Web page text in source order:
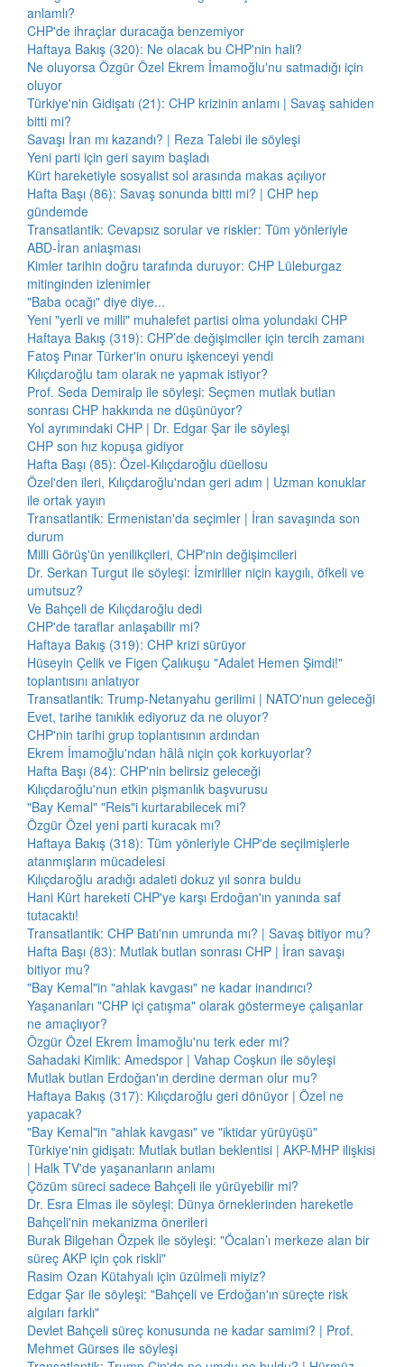
anlamlı?
CHP'de ihraçlar duracağa benzemiyor
Haftaya Bakış (320): Ne olacak bu CHP'nin hali?
Ne oluyorsa Özgür Özel Ekrem İmamoğlu'nu satmadığı için
oluyor
Türkiye'nin Gidişatı (21): CHP krizinin anlamı | Savaş sahiden
bitti mi?
Savaşı İran mı kazandı? | Reza Talebi ile söyleşi
Yeni parti için geri sayım başladı
Kürt hareketiyle sosyalist sol arasında makas açılıyor
Hafta Başı (86): Savaş sonunda bitti mi? | CHP hep
gündemde
Transatlantik: Cevapsız sorular ve riskler: Tüm yönleriyle
ABD-İran anlaşması
Kimler tarihin doğru tarafında duruyor: CHP Lüleburgaz
mitinginden izlenimler
"Baba ocağı" diye diye...
Yeni "yerli ve milli" muhalefet partisi olma yolundaki CHP
Haftaya Bakış (319): CHP’de değişimciler için tercih zamanı
Fatoş Pınar Türker'in onuru işkenceyi yendi
Kılıçdaroğlu tam olarak ne yapmak istiyor?
Prof. Seda Demiralp ile söyleşi: Seçmen mutlak butlan
sonrası CHP hakkında ne düşünüyor?
Yol ayrımındaki CHP | Dr. Edgar Şar ile söyleşi
CHP son hız kopuşa gidiyor
Hafta Başı (85): Özel-Kılıçdaroğlu düellosu
Özel'den ileri, Kılıçdaroğlu'ndan geri adım | Uzman konuklar
ile ortak yayın
Transatlantik: Ermenistan'da seçimler | İran savaşında son
durum
Milli Görüş'ün yenilikçileri, CHP'nin değişimcileri
Dr. Serkan Turgut ile söyleşi: İzmirliler niçin kaygılı, öfkeli ve
umutsuz?
Ve Bahçeli de Kılıçdaroğlu dedi
CHP'de taraflar anlaşabilir mi?
Haftaya Bakış (319): CHP krizi sürüyor
Hüseyin Çelik ve Figen Çalıkuşu "Adalet Hemen Şimdi!"
toplantısını anlatıyor
Transatlantik: Trump-Netanyahu gerilimi | NATO'nun geleceği
Evet, tarihe tanıklık ediyoruz da ne oluyor?
CHP'nin tarihi grup toplantısının ardından
Ekrem İmamoğlu'ndan hâlâ niçin çok korkuyorlar?
Hafta Başı (84): CHP'nin belirsiz geleceği
Kılıçdaroğlu'nun etkin pişmanlık başvurusu
"Bay Kemal" "Reis"i kurtarabilecek mi?
Özgür Özel yeni parti kuracak mı?
Haftaya Bakış (318): Tüm yönleriyle CHP'de seçilmişlerle
atanmışların mücadelesi
Kılıçdaroğlu aradığı adaleti dokuz yıl sonra buldu
Hani Kürt hareketi CHP'ye karşı Erdoğan'ın yanında saf
tutacaktı!
Transatlantik: CHP Batı'nın umrunda mı? | Savaş bitiyor mu?
Hafta Başı (83): Mutlak butlan sonrası CHP | İran savaşı
bitiyor mu?
"Bay Kemal"in "ahlak kavgası" ne kadar inandırıcı?
Yaşananları "CHP içi çatışma" olarak göstermeye çalışanlar
ne amaçlıyor?
Özgür Özel Ekrem İmamoğlu'nu terk eder mi?
Sahadaki Kimlik: Amedspor | Vahap Coşkun ile söyleşi
Mutlak butlan Erdoğan'ın derdine derman olur mu?
Haftaya Bakış (317): Kılıçdaroğlu geri dönüyor | Özel ne
yapacak?
"Bay Kemal"in "ahlak kavgası" ve "iktidar yürüyüşü"
Türkiye'nin gidişatı: Mutlak butlan beklentisi | AKP-MHP ilişkisi
| Halk TV'de yaşananların anlamı
Çözüm süreci sadece Bahçeli ile yürüyebilir mi?
Dr. Esra Elmas ile söyleşi: Dünya örneklerinden hareketle
Bahçeli'nin mekanizma önerileri
Burak Bilgehan Özpek ile söyleşi: "Öcalan’ı merkeze alan bir
süreç AKP için çok riskli"
Rasim Ozan Kütahyalı için üzülmeli miyiz?
Edgar Şar ile söyleşi: "Bahçeli ve Erdoğan'ın süreçte risk
algıları farklı"
Devlet Bahçeli süreç konusunda ne kadar samimi? | Prof.
Mehmet Gürses ile söyleşi